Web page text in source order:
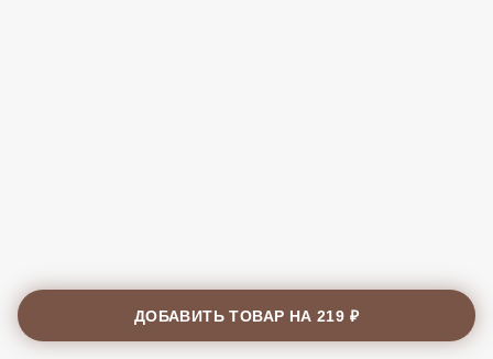
ДОБАВИТЬ ТОВАР НА219 ₽